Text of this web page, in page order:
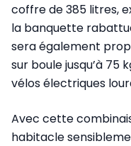
coffre de 385 litres,
la banquette
sera également
sur boule jusqu’à
vélos électriques
Avec cette
habitacle